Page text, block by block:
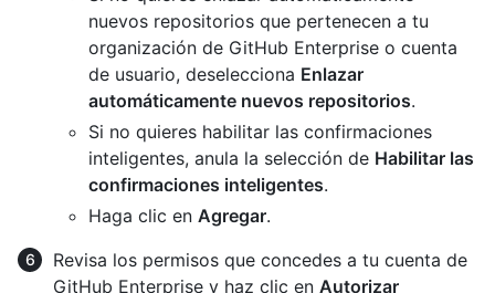
nuevos repositorios que pertenecen a tu
organización de GitHub Enterprise o cuenta
de usuario, deselecciona Enlazar
automáticamente nuevos repositorios.
Si no quieres habilitar las confirmaciones
inteligentes, anula la selección de Habilitar las
confirmaciones inteligentes.
Haga clic en Agregar.
Revisa los permisos que concedes a tu cuenta de
GitHub Enterprise y haz clic en Autorizar